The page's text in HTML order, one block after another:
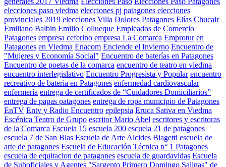
elecciones paso viedma elecciones pj patagones elecciones
provinciales 2019 elecciones Villa Dolores Patagones Elías Chucair
Emiliano Balbin Emilio Collueque Empleados de Comercio
Patagones empresa ceferino empresa La Comarca Emprotur en
Patagones en Viedma Enacom Enciende el Invierno Encuentro de
"Mujeres y Economía Social" Encuentro de baterías en Patagones
Encuentro de poetas de la comarca encuentro de teatro en viedma
encuentro interlegislativo Encuentro Progresista y Popular encuentro
recreativo de batería en Patagones enfermedad cardiovascular
enfermería entrega de certificados de “Cuidadores Domiciliarios”
entrega de papas patagones entrega de ropa municipio de Patagones
EnTV Entv y Radio Encuentro epilepsia Eruca Sativa en Viedma
Escénica Teatro de Grupo escritor Mario Abel escritores y escritoras
de la Comarca Escuela 15 escuela 200 escuela 21 de patagones
escuela 7 de San Blas Escuela de Arte Alcides Biagetti escuela de
arte de patagones Escuela de Educación Técnica n° 1 Patagones
escuela de equitacion de patagones escuela de guardavidas Escuela
de Suboficiales y Agentes "Sargento Primero Domingo Salinas" de